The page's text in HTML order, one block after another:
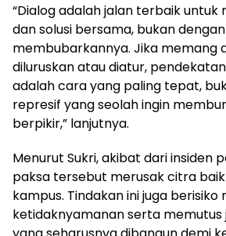
“Dialog adalah jalan terbaik
dan solusi bersama, bukan
membubarkannya. Jika memang
diluruskan atau diatur,
adalah cara yang paling tepat,
represif yang seolah ingin
berpikir,” lanjutnya.
Menurut Sukri, akibat dari insiden
paksa tersebut merusak citra
kampus. Tindakan ini juga
ketidaknyamanan serta memutus